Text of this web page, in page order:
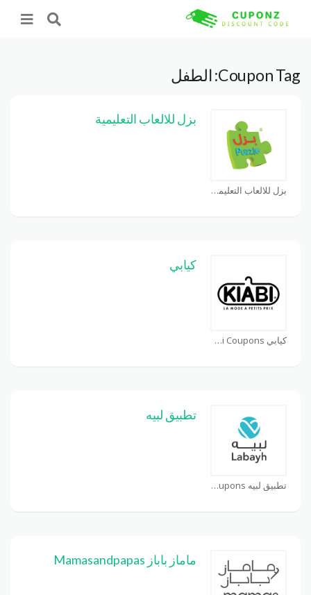
Coupon Tag: الطفل
بزل للالعاب التعليمية Coupons
بزل للالعاب التعليمية
كيابي kiabi Coupons
كيابي
تطبيق لبيه Coupons
تطبيق لبيه
ماماز باباز Mamasandpapas